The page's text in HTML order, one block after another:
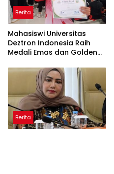
Berita
Mahasiswi Universitas
Deztron Indonesia Raih
Medali Emas dan Golden
Berita